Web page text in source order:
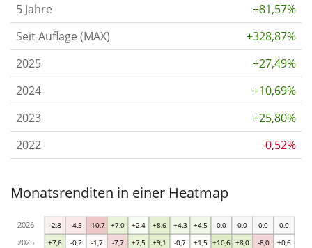
5 Jahre
+81,57%
Seit Auflage (MAX)
+328,87%
2025
+27,49%
2024
+10,69%
2023
+25,80%
2022
-0,52%
Monatsrenditen in einer Heatmap
+7,6 -0,2 -1,7 -7,7 +7,5 +9,1 -0,7 +1,5 +10,6 +8,0 -8,0 +0,6
-2,8 -4,5 -10,7 +7,0 +2,4 +8,6 +4,3 +4,5 0,0 0,0 0,0 0,0
2025
2026